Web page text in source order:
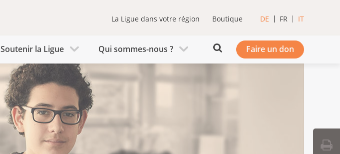
La Ligue dans votre région Boutique DE FR IT
Soutenir la Ligue Qui sommes-nous ? Faire un don